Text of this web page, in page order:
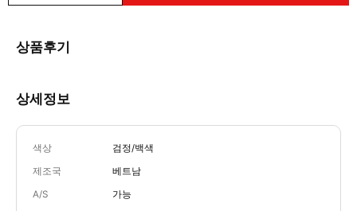
상품후기
상세정보
색상 검정/백색
제조국 베트남
A/S 가능